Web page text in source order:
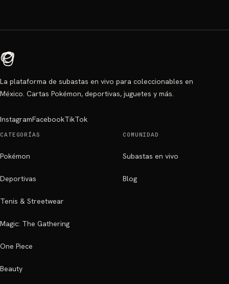
La plataforma de subastas en vivo para coleccionables en
México. Cartas Pokémon, deportivas, juguetes y más.
InstagramFacebookTikTok
CATEGORÍAS
Pokémon
Deportivas
Tenis & Streetwear
Magic: The Gathering
One Piece
Beauty
COMUNIDAD
Subastas en vivo
Blog